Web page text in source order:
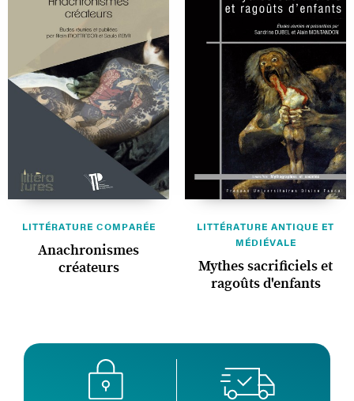
LITTÉRATURE COMPARÉE
Anachronismes
créateurs
LITTÉRATURE ANTIQUE ET
MÉDIÉVALE
Mythes sacrificiels et
ragoûts d'enfants